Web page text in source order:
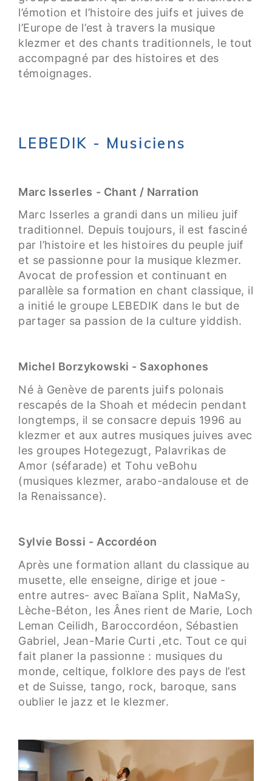
l’émotion et l’histoire des juifs et juives de
l’Europe de l’est à travers la musique
klezmer et des chants traditionnels, le tout
accompagné par des histoires et des
témoignages.
LEBEDIK - Musiciens
Marc Isserles - Chant / Narration
Marc Isserles a grandi dans un milieu juif
traditionnel. Depuis toujours, il est fasciné
par l’histoire et les histoires du peuple juif
et se passionne pour la musique klezmer.
Avocat de profession et continuant en
parallèle sa formation en chant classique, il
a initié le groupe LEBEDIK dans le but de
partager sa passion de la culture yiddish.
Michel Borzykowski - Saxophones
Né à Genève de parents juifs polonais
rescapés de la Shoah et médecin pendant
longtemps, il se consacre depuis 1996 au
klezmer et aux autres musiques juives avec
les groupes Hotegezugt, Palavrikas de
Amor (séfarade) et Tohu veBohu
(musiques klezmer, arabo-andalouse et de
la Renaissance).
Sylvie Bossi - Accordéon
Après une formation allant du classique au
musette, elle enseigne, dirige et joue -
entre autres- avec Baïana Split, NaMaSy,
Lèche-Béton, les Ânes rient de Marie, Loch
Leman Ceilidh, Baroccordéon, Sébastien
Gabriel, Jean-Marie Curti ,etc. Tout ce qui
fait planer la passionne : musiques du
monde, celtique, folklore des pays de l’est
et de Suisse, tango, rock, baroque, sans
oublier le jazz et le klezmer.